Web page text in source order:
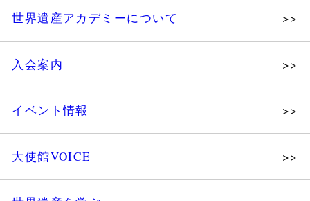
世界遺産アカデミーについて
組織図・役員
法人会員・協賛団体／公認団体
入会案内
イベント情報
展示会
大使館VOICE